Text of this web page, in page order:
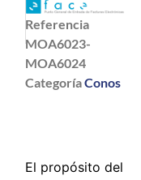
Referencia
MOA6023-
MOA6024
CategoríaConos
El propósito del